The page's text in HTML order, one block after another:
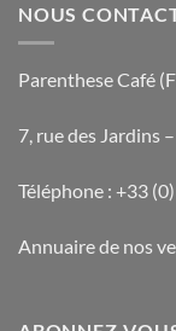
NOUS
Parenthese Café
7, rue des Jardins
Téléphone : +33
Annuaire de nos